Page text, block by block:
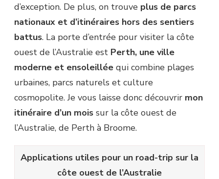
d’exception. De plus, on trouve plus de parcs
nationaux et d’itinéraires hors des sentiers
battus. La porte d’entrée pour visiter la côte
ouest de l’Australie est Perth, une ville
moderne et ensoleillée qui combine plages
urbaines, parcs naturels et culture
cosmopolite. Je vous laisse donc découvrir mon
itinéraire d’un mois sur la côte ouest de
l’Australie, de Perth à Broome.
Applications utiles pour un road-trip sur la
côte ouest de l’Australie